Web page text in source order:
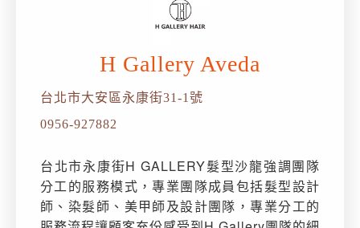
H Gallery Aveda
台北市大安區永康街31-1號
0956-927882
台北市永康街H GALLERY髮型沙龍強調團隊
分工的服務模式，專業團隊成員包括髮型設計
師、染髮師、美甲師及設計團隊，專業分工的